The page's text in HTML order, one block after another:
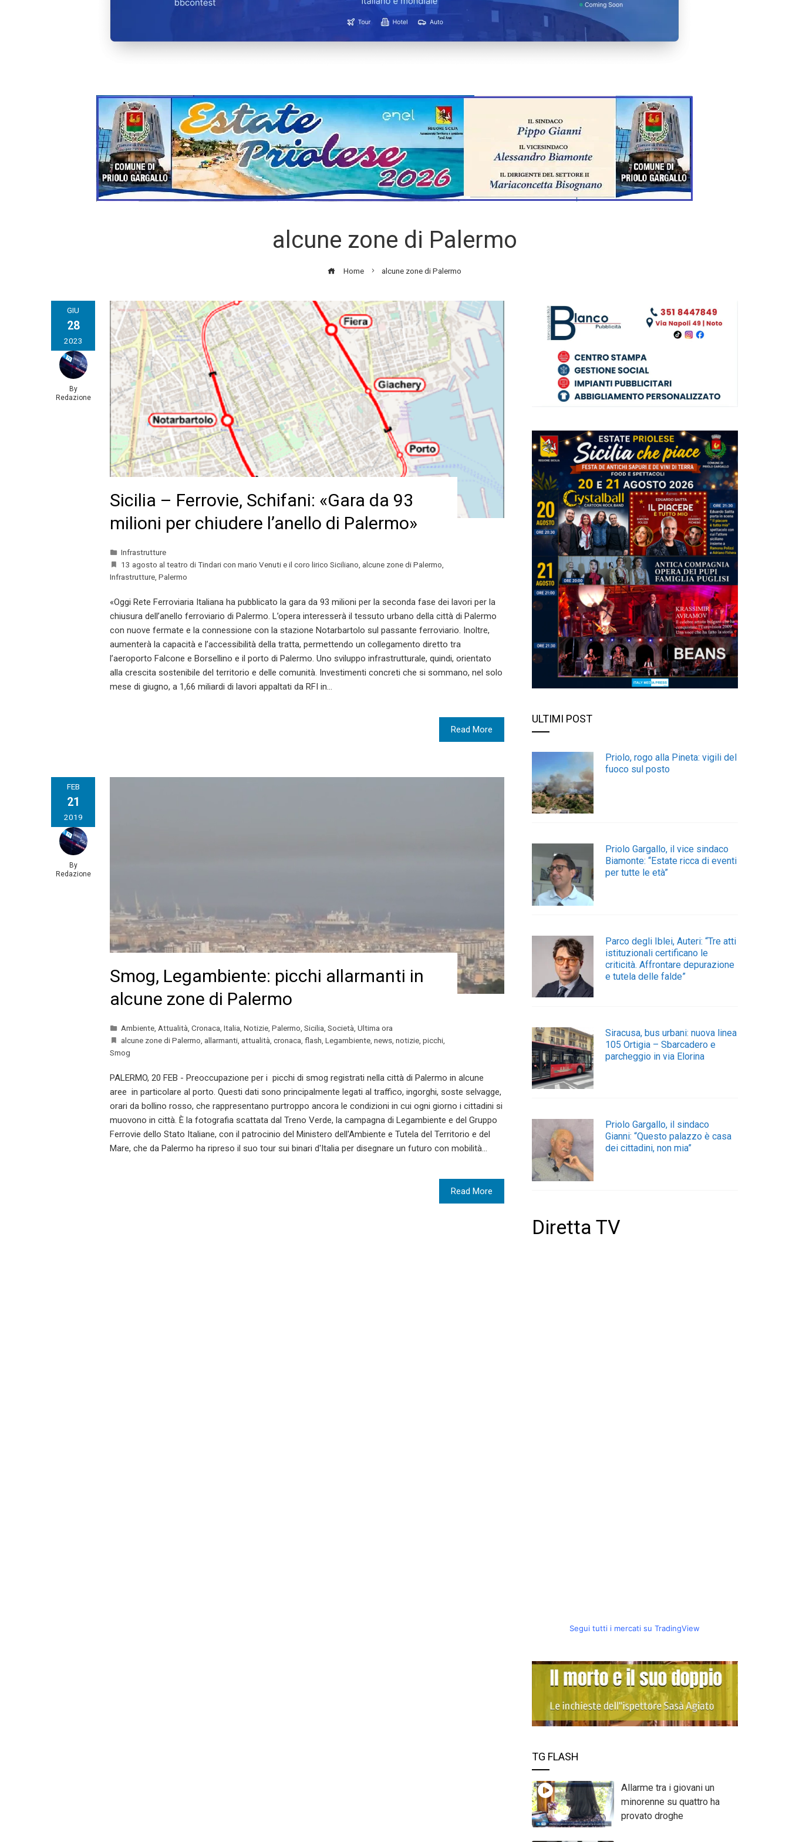
alcune zone di Palermo
Home alcune zone di Palermo
GIU
28
2023
By
Redazione
Sicilia – Ferrovie, Schifani: «Gara da 93
milioni per chiudere l’anello di Palermo»
Infrastrutture
13 agosto al teatro di Tindari con mario Venuti e il coro lirico Siciliano alcune zone di Palermo
Infrastrutture Palermo
«Oggi Rete Ferroviaria Italiana ha pubblicato la gara da 93 milioni per la seconda fase dei lavori per la
chiusura dell’anello ferroviario di Palermo. L’opera interesserà il tessuto urbano della città di Palermo
con nuove fermate e la connessione con la stazione Notarbartolo sul passante ferroviario. Inoltre,
aumenterà la capacità e l’accessibilità della tratta, permettendo un collegamento diretto tra
l’aeroporto Falcone e Borsellino e il porto di Palermo. Uno sviluppo infrastrutturale, quindi, orientato
alla crescita sostenibile del territorio e delle comunità. Investimenti concreti che si sommano, nel solo
mese di giugno, a 1,66 miliardi di lavori appaltati da RFI in…
Read More
FEB
21
2019
By
Redazione
Smog, Legambiente: picchi allarmanti in
alcune zone di Palermo
Ambiente, Attualità, Cronaca, Italia, Notizie, Palermo, Sicilia, Società, Ultima ora
alcune zone di Palermo, allarmanti, attualità, cronaca, flash, Legambiente, news, notizie, picchi,
Smog
PALERMO, 20 FEB - Preoccupazione per i picchi di smog registrati nella città di Palermo in alcune
aree in particolare al porto. Questi dati sono principalmente legati al traffico, ingorghi, soste selvagge,
orari da bollino rosso, che rappresentano purtroppo ancora le condizioni in cui ogni giorno i cittadini si
muovono in città. È la fotografia scattata dal Treno Verde, la campagna di Legambiente e del Gruppo
Ferrovie dello Stato Italiane, con il patrocinio del Ministero dell'Ambiente e Tutela del Territorio e del
Mare, che da Palermo ha ripreso il suo tour sui binari d'Italia per disegnare un futuro con mobilità…
Read More
ULTIMI POST
Priolo, rogo alla Pineta: vigili del
fuoco sul posto
Priolo Gargallo, il vice sindaco
Biamonte: “Estate ricca di eventi
per tutte le età”
Parco degli Iblei, Auteri: “Tre atti
istituzionali certificano le
criticità. Affrontare depurazione
e tutela delle falde”
Siracusa, bus urbani: nuova linea
105 Ortigia – Sbarcadero e
parcheggio in via Elorina
Priolo Gargallo, il sindaco
Gianni: “Questo palazzo è casa
dei cittadini, non mia”
Diretta TV
Segui tutti i mercati su TradingView
TG FLASH
Allarme tra i giovani un
minorenne su quattro ha
provato droghe